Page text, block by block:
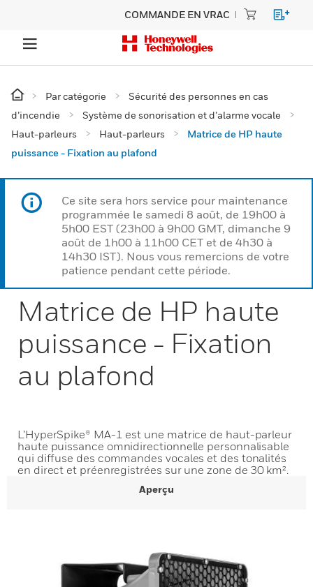
COMMANDE EN VRAC
Par catégorie
Sécurité des personnes en cas
d’incendie
Système de sonorisation et d’alarme vocale
Haut-parleurs
Haut-parleurs
Matrice de HP haute
puissance - Fixation au plafond
Ce site sera hors service pour maintenance
programmée le samedi 8 août, de 19h00 à
5h00 EST (23h00 à 9h00 GMT, dimanche 9
août de 1h00 à 11h00 CET et de 4h30 à
14h30 IST). Nous vous remercions de votre
patience pendant cette période.
Matrice de HP haute
puissance - Fixation
au plafond
L’HyperSpike® MA-1 est une matrice de haut-parleur
haute puissance omnidirectionnelle personnalisable
qui diffuse des commandes vocales et des tonalités
en direct et préenregistrées sur une zone de 30 km².
Aperçu